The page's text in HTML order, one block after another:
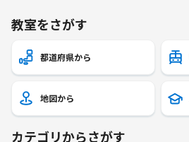
教室をさがす
都道府県から
地図から
カテゴリからさがす